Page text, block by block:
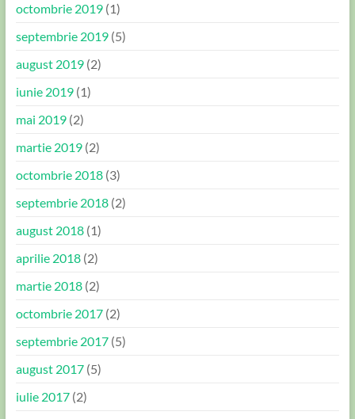
octombrie 2019(1)
septembrie 2019(5)
august 2019(2)
iunie 2019(1)
mai 2019(2)
martie 2019(2)
octombrie 2018(3)
septembrie 2018(2)
august 2018(1)
aprilie 2018(2)
martie 2018(2)
octombrie 2017(2)
septembrie 2017(5)
august 2017(5)
iulie 2017(2)